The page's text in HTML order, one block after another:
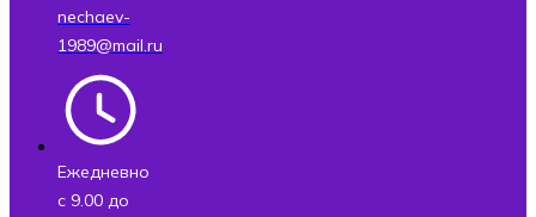
nechaev-
1989@mail.ru
Ежедневно
с 9.00 до